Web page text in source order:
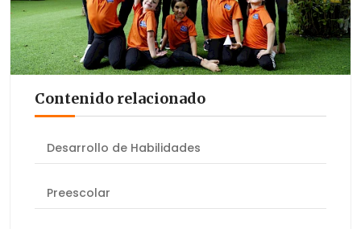
Contenido relacionado
Desarrollo de Habilidades
Preescolar